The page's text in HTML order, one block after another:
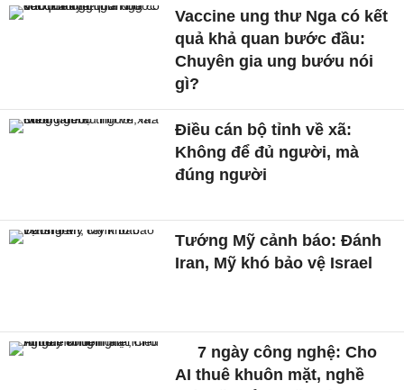
Vaccine ung thư Nga có kết
quả khả quan bước đầu:
Chuyên gia ung bướu nói
gì?
Điều cán bộ tỉnh về xã:
Không để đủ người, mà
đúng người
Tướng Mỹ cảnh báo: Đánh
Iran, Mỹ khó bảo vệ Israel
7 ngày công nghệ: Cho
AI thuê khuôn mặt, nghề